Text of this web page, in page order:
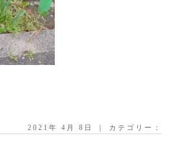
2021年 4月 8日 ｜ カテゴリー：